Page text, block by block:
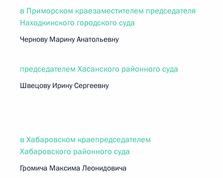
в Приморском краезаместителем председателя
Находкинского городского суда
Чернову Марину Анатольевну
председателем Хасанского районного суда
Швецову Ирину Сергеевну
в Хабаровском краепредседателем
Хабаровского районного суда
Громича Максима Леонидовича